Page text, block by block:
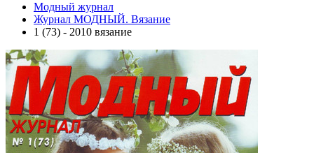
Модный журнал
Журнал МОДНЫЙ. Вязание
1 (73) - 2010 вязание